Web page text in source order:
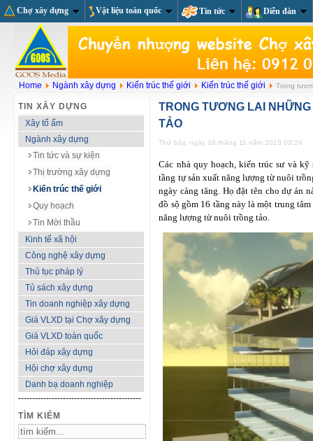
Chợ xây dựng Vật liệu toàn quốc Tin tức Diễn đàn
Home Ngành xây dựng Kiến trúc thế giới Kiến trúc thế giới Trong
TIN XÂY DỰNG
Xây tổ ấm
Ngành xây dựng
Tin tức và sự kiện
Thị trường xây dựng
Kiến trúc thế giới
Quy hoạch
Tin Mời thầu
Kinh tế xã hội
Công nghệ xây dựng
Thủ tục pháp lý
Tủ sách xây dựng
Tin doanh nghiệp xây dựng
Giá VLXD tại Chợ xây dựng
Giá VLXD toàn quốc
Hỏi đáp xây dựng
Hội chợ xây dựng
Danh bạ doanh nghiệp
--------------------------------------------
TÌM KIẾM
TRONG TƯƠNG LAI
TẢO
Thứ bảy, ngày 16 tháng 11 năm 2013 03:24
Các nhà quy hoạch, kiến trúc sư và
tầng tự sản xuất năng lượng từ nuôi
ngày càng tăng. Họ đặt tên cho dự án
đồ sộ gồm 16 tầng này là một trung
năng lượng từ nuôi trồng tảo.